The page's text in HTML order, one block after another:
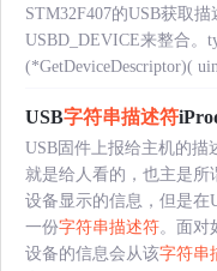
STM32F407的USB获取
USBD_DEVICE来整合。
(*GetDeviceDescriptor)(
USB字符串描述符
USB固件上报给主机的描
就是给人看的，也主是所
设备显示的信息，但是在
一份字符串描述符。面对
设备的信息会从该字符串